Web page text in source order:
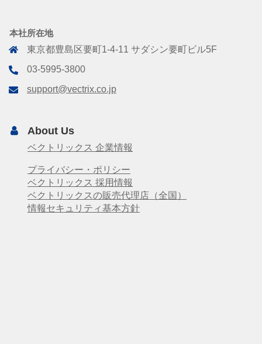
本社所在地
東京都豊島区要町1-4-11 サダシン要町ビル5F
03-5995-3800
support@vectrix.co.jp
About Us
ベクトリックス 企業情報
プライバシー・ポリシー
ベクトリックス 採用情報
ベクトリックスの販売代理店（全国）
情報セキュリティ基本方針